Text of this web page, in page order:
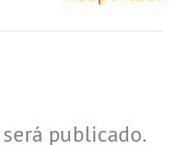
publicado.